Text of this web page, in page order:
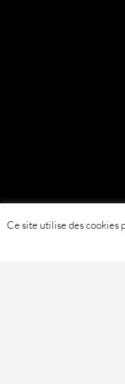
Ce site utilise des cookies